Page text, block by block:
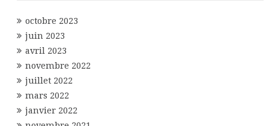
octobre 2023
juin 2023
avril 2023
novembre 2022
juillet 2022
mars 2022
janvier 2022